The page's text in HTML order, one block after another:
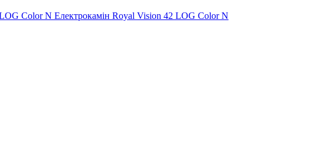
Електрокамін Royal Vision 42 LOG Color N